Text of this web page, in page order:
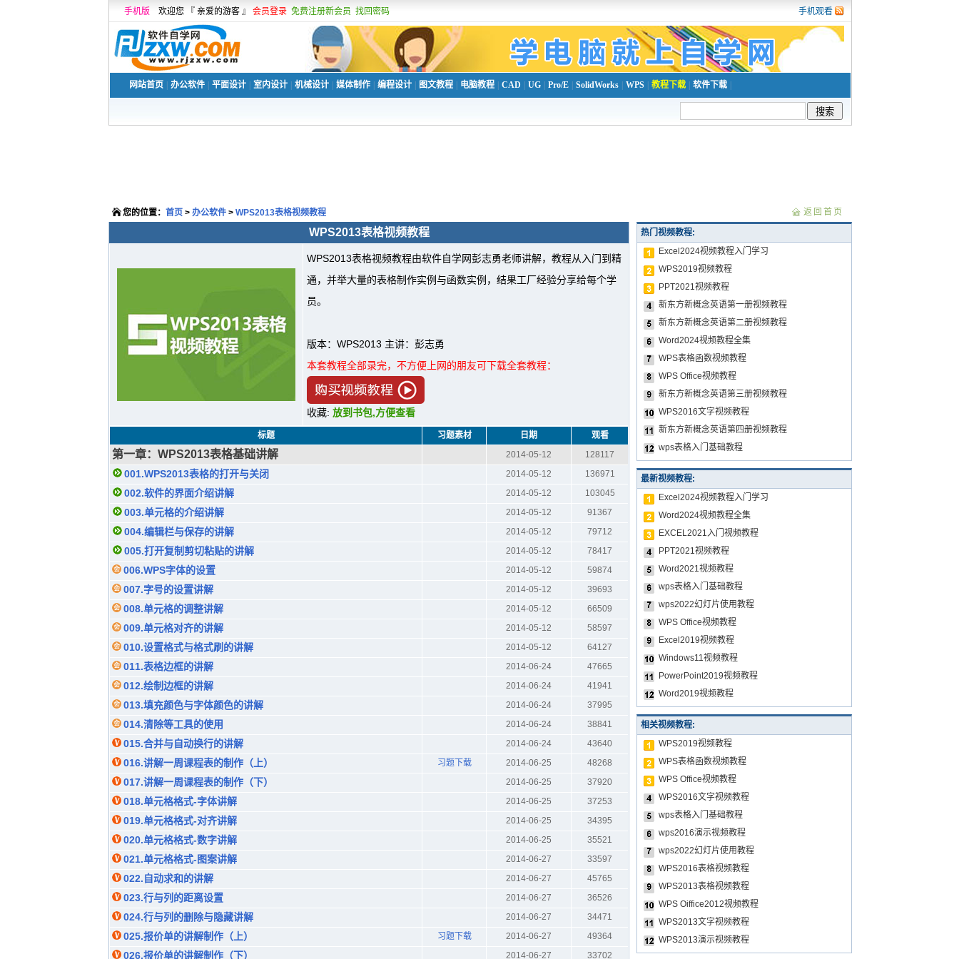
手机观看
手机版 欢迎您 『 亲爱的游客 』 会员登录 免费注册新会员 找回密码
网站首页 办公软件 平面设计 室内设计 机械设计 媒体制作 编程设计 图文教程 电脑教程 CAD UG Pro/E SolidWorks WPS 教程下载 软件下载
您的位置： 首页 > 办公软件 > WPS2013表格视频教程 返回首页
WPS2013表格视频教程
WPS2013表格视频教程由软件自学网彭志勇老师讲解，教程从入门到精
通，并举大量的表格制作实例与函数实例，结果工厂经验分享给每个学
员。
版本：WPS2013 主讲：彭志勇
本套教程全部录完，不方便上网的朋友可下载全套教程：
收藏: 放到书包,方便查看
标题 习题素材 日期 观看
第一章：WPS2013表格基础讲解 2014-05-12 128117
001.WPS2013表格的打开与关闭 2014-05-12 136971
002.软件的界面介绍讲解 2014-05-12 103045
003.单元格的介绍讲解 2014-05-12 91367
004.编辑栏与保存的讲解 2014-05-12 79712
005.打开复制剪切粘贴的讲解 2014-05-12 78417
006.WPS字体的设置 2014-05-12 59874
007.字号的设置讲解 2014-05-12 39693
008.单元格的调整讲解 2014-05-12 66509
009.单元格对齐的讲解 2014-05-12 58597
010.设置格式与格式刷的讲解 2014-05-12 64127
011.表格边框的讲解 2014-06-24 47665
012.绘制边框的讲解 2014-06-24 41941
013.填充颜色与字体颜色的讲解 2014-06-24 37995
014.清除等工具的使用 2014-06-24 38841
015.合并与自动换行的讲解 2014-06-24 43640
016.讲解一周课程表的制作（上） 习题下载 2014-06-25 48268
017.讲解一周课程表的制作（下） 2014-06-25 37920
018.单元格格式-字体讲解 2014-06-25 37253
019.单元格格式-对齐讲解 2014-06-25 34395
020.单元格格式-数字讲解 2014-06-25 35521
021.单元格格式-图案讲解 2014-06-27 33597
022.自动求和的讲解 2014-06-27 45765
023.行与列的距离设置 2014-06-27 36526
024.行与列的删除与隐藏讲解 2014-06-27 34471
025.报价单的讲解制作（上） 习题下载 2014-06-27 49364
026.报价单的讲解制作（下） 2014-06-27 33702
热门视频教程:
Excel2024视频教程入门学习
WPS2019视频教程
PPT2021视频教程
新东方新概念英语第一册视频教程
新东方新概念英语第二册视频教程
Word2024视频教程全集
WPS表格函数视频教程
WPS Office视频教程
新东方新概念英语第三册视频教程
WPS2016文字视频教程
新东方新概念英语第四册视频教程
wps表格入门基础教程
最新视频教程:
Excel2024视频教程入门学习
Word2024视频教程全集
EXCEL2021入门视频教程
PPT2021视频教程
Word2021视频教程
wps表格入门基础教程
wps2022幻灯片使用教程
WPS Office视频教程
Excel2019视频教程
Windows11视频教程
PowerPoint2019视频教程
Word2019视频教程
相关视频教程:
WPS2019视频教程
WPS表格函数视频教程
WPS Office视频教程
WPS2016文字视频教程
wps表格入门基础教程
wps2016演示视频教程
wps2022幻灯片使用教程
WPS2016表格视频教程
WPS2013表格视频教程
WPS Oiffice2012视频教程
WPS2013文字视频教程
WPS2013演示视频教程